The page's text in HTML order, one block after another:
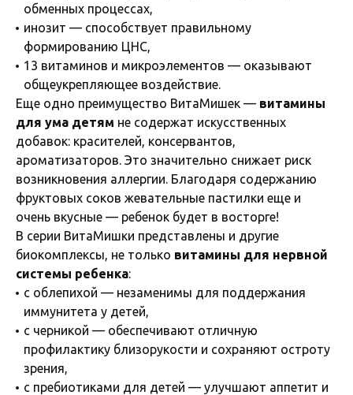
обменных процессах,
инозит — способствует правильному
формированию ЦНС,
13 витаминов и микроэлементов — оказывают
общеукрепляющее воздействие.
Еще одно преимущество ВитаМишек — витамины
для ума детям не содержат искусственных
добавок: красителей, консервантов,
ароматизаторов. Это значительно снижает риск
возникновения аллергии. Благодаря содержанию
фруктовых соков жевательные пастилки еще и
очень вкусные — ребенок будет в восторге!
В серии ВитаМишки представлены и другие
биокомплексы, не только витамины для нервной
системы ребенка:
с облепихой — незаменимы для поддержания
иммунитета у детей,
с черникой — обеспечивают отличную
профилактику близорукости и сохраняют остроту
зрения,
с пребиотиками для детей — улучшают аппетит и